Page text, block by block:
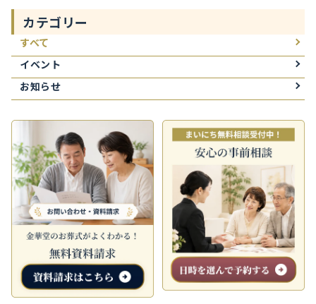
カテゴリー
すべて
イベント
お知らせ